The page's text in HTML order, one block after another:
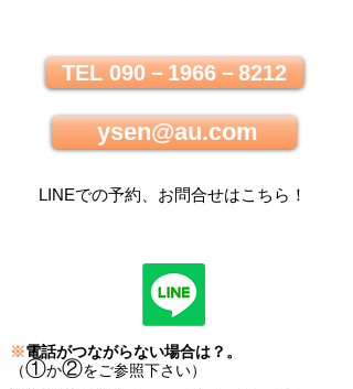
TEL 090－1966－8212
ysen@au.com
LINEでの予約、お問合せはこちら ！
※電話がつながらない場合は？。
（①か②をご参照下さい）